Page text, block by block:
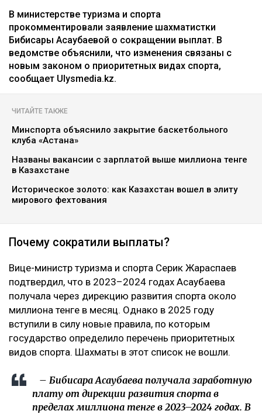
В министерстве туризма и спорта
прокомментировали заявление шахматистки
Бибисары Асаубаевой о сокращении выплат. В
ведомстве объяснили, что изменения связаны с
новым законом о приоритетных видах спорта,
сообщает Ulysmedia.kz.
ЧИТАЙТЕ ТАКЖЕ
Минспорта объяснило закрытие баскетбольного
клуба «Астана»
Названы вакансии с зарплатой выше миллиона тенге
в Казахстане
Историческое золото: как Казахстан вошел в элиту
мирового фехтования
Почему сократили выплаты?
Вице-министр туризма и спорта Серик Жараспаев
подтвердил, что в 2023–2024 годах Асаубаева
получала через дирекцию развития спорта около
миллиона тенге в месяц. Однако в 2025 году
вступили в силу новые правила, по которым
государство определило перечень приоритетных
видов спорта. Шахматы в этот список не вошли.
– Бибисара Асаубаева получала заработную
плату от дирекции развития спорта в
пределах миллиона тенге в 2023–2024 годах. В